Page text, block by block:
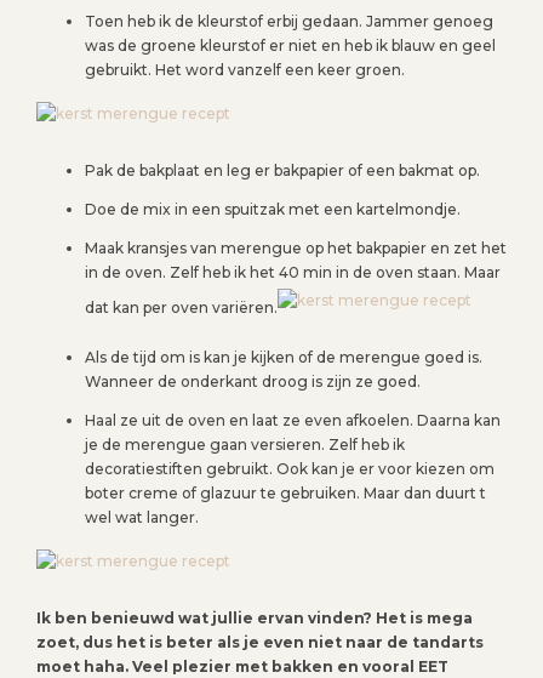
Toen heb ik de kleurstof erbij gedaan. Jammer genoeg
was de groene kleurstof er niet en heb ik blauw en geel
gebruikt. Het word vanzelf een keer groen.
Pak de bakplaat en leg er bakpapier of een bakmat op.
Doe de mix in een spuitzak met een kartelmondje.
Maak kransjes van merengue op het bakpapier en zet het
in de oven. Zelf heb ik het 40 min in de oven staan. Maar
dat kan per oven variëren.
Als de tijd om is kan je kijken of de merengue goed is.
Wanneer de onderkant droog is zijn ze goed.
Haal ze uit de oven en laat ze even afkoelen. Daarna kan
je de merengue gaan versieren. Zelf heb ik
decoratiestiften gebruikt. Ook kan je er voor kiezen om
boter creme of glazuur te gebruiken. Maar dan duurt t
wel wat langer.
Ik ben benieuwd wat jullie ervan vinden? Het is mega
zoet, dus het is beter als je even niet naar de tandarts
moet haha. Veel plezier met bakken en vooral EET